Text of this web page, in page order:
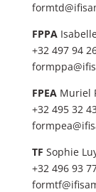
FPPA
+32 497 94
FPEA Muriel
+32 495 32
TF Sophie
+32 496 93